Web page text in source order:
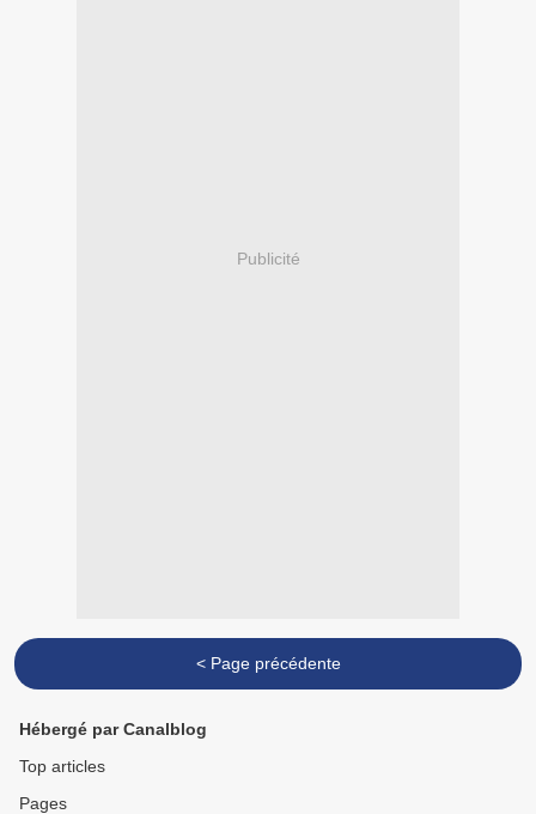
Publicité
< Page précédente
Hébergé par Canalblog
Top articles
Pages